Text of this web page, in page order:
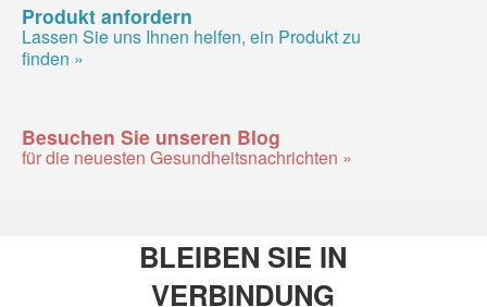
Produkt anfordern
Lassen Sie uns Ihnen helfen, ein Produkt zu
finden »
Besuchen Sie unseren Blog
für die neuesten Gesundheitsnachrichten »
BLEIBEN SIE IN
VERBINDUNG